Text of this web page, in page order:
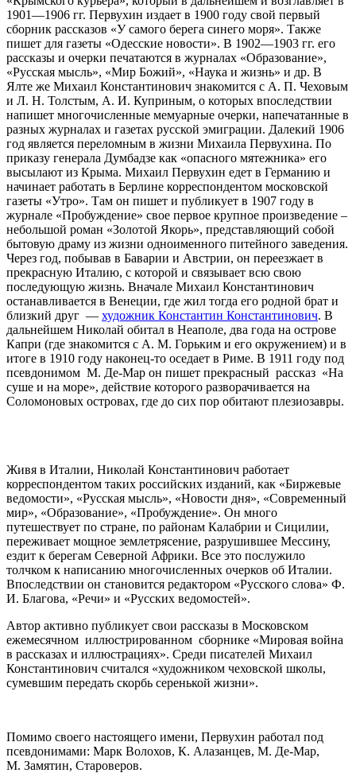
1901—1906 гг. Первухин издает в 1900 году свой первый
сборник рассказов «У самого берега синего моря». Также
пишет для газеты «Одесские новости». В 1902—1903 гг. его
рассказы и очерки печатаются в журналах «Образование»,
«Русская мысль», «Мир Божий», «Наука и жизнь» и др. В
Ялте же Михаил Константинович знакомится с А. П. Чеховым
и Л. Н. Толстым, А. И. Куприным, о которых впоследствии
напишет многочисленные мемуарные очерки, напечатанные в
разных журналах и газетах русской эмиграции. Далекий 1906
год является переломным в жизни Михаила Первухина. По
приказу генерала Думбадзе как «опасного мятежника» его
высылают из Крыма. Михаил Первухин едет в Германию и
начинает работать в Берлине корреспондентом московской
газеты «Утро». Там он пишет и публикует в 1907 году в
журнале «Пробуждение» свое первое крупное произведение –
небольшой роман «Золотой Якорь», представляющий собой
бытовую драму из жизни одноименного питейного заведения.
Через год, побывав в Баварии и Австрии, он переезжает в
прекрасную Италию, с которой и связывает всю свою
последующую жизнь. Вначале Михаил Константинович
останавливается в Венеции, где жил тогда его родной брат и
близкий друг — художник Константин Константинович. В
дальнейшем Николай обитал в Неаполе, два года на острове
Капри (где знакомится с А. М. Горьким и его окружением) и в
итоге в 1910 году наконец-то оседает в Риме. В 1911 году под
псевдонимом М. Де-Мар он пишет прекрасный рассказ «На
суше и на море», действие которого разворачивается на
Соломоновых островах, где до сих пор обитают плезиозавры.
Живя в Италии, Николай Константинович работает
корреспондентом таких российских изданий, как «Биржевые
ведомости», «Русская мысль», «Новости дня», «Современный
мир», «Образование», «Пробуждение». Он много
путешествует по стране, по районам Калабрии и Сицилии,
переживает мощное землетрясение, разрушившее Мессину,
ездит к берегам Северной Африки. Все это послужило
толчком к написанию многочисленных очерков об Италии.
Впоследствии он становится редактором «Русского слова» Ф.
И. Благова, «Речи» и «Русских ведомостей».
Автор активно публикует свои рассказы в Московском
ежемесячном иллюстрированном сборнике «Мировая война
в рассказах и иллюстрациях». Среди писателей Михаил
Константинович считался «художником чеховской школы,
сумевшим передать скорбь серенькой жизни».
Помимо своего настоящего имени, Первухин работал под
псевдонимами: Марк Волохов, К. Алазанцев, М. Де-Мар,
М. Замятин, Староверов.